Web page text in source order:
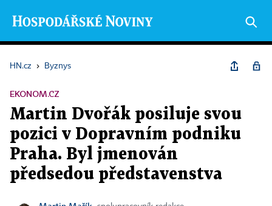
HN.cz › Byznys
EKONOM.CZ
Martin Dvořák posiluje svou
pozici v Dopravním podniku
Praha. Byl jmenován
předsedou představenstva